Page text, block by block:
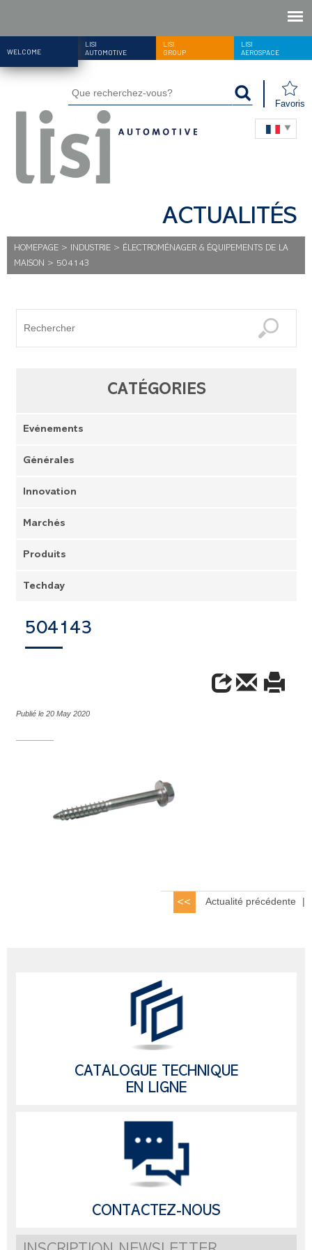
WELCOME
LISI
AUTOMOTIVE
LISI
GROUP
LISI
AEROSPACE
Favoris
ACTUALITÉS
HOMEPAGE > INDUSTRIE > ÉLECTROMÉNAGER & ÉQUIPEMENTS DE LA
MAISON > 504143
CATÉGORIES
Evénements
Générales
Innovation
Marchés
Produits
Techday
504143
Publié le 20 May 2020
Actualité précédente |
CATALOGUE TECHNIQUE
EN LIGNE
CONTACTEZ-NOUS